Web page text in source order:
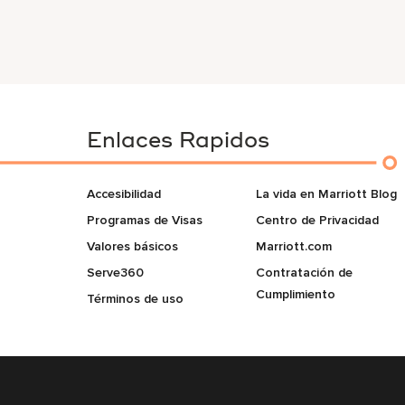
Enlaces Rapidos
Accesibilidad
Programas de Visas
Valores básicos
Serve360
Términos de uso
La vida en Marriott Blog
Centro de Privacidad
Marriott.com
Contratación de
Cumplimiento